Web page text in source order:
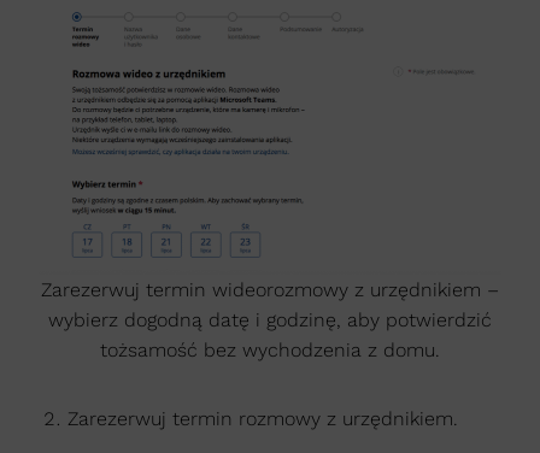
Zarezerwuj termin wideorozmowy z urzędnikiem –
wybierz dogodną datę i godzinę, aby potwierdzić
tożsamość bez wychodzenia z domu.
Zarezerwuj termin rozmowy z urzędnikiem.